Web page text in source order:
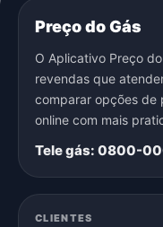
Preço do Gás
O Aplicativo Preço
revendas que
comparar opções de
online com mais
Tele gás: 0800-
CLIENTES